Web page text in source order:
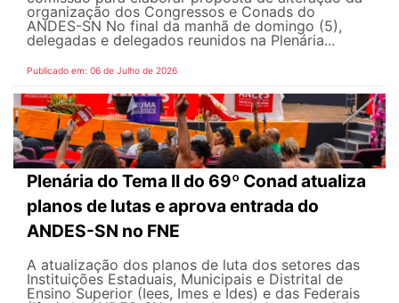
organização dos Congressos e Conads do
ANDES-SN No final da manhã de domingo (5),
delegadas e delegados reunidos na Plenária...
Publicado em: 06 de Julho de 2026
Plenária do Tema II do 69º Conad atualiza
planos de lutas e aprova entrada do
ANDES-SN no FNE
A atualização dos planos de luta dos setores das
Instituições Estaduais, Municipais e Distrital de
Ensino Superior (Iees, Imes e Ides) e das Federais